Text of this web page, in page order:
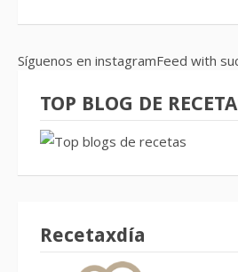
Síguenos en instagramFeed with
TOP BLOG DE
Recetaxdía